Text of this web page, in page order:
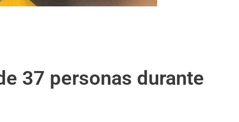
37 personas durante